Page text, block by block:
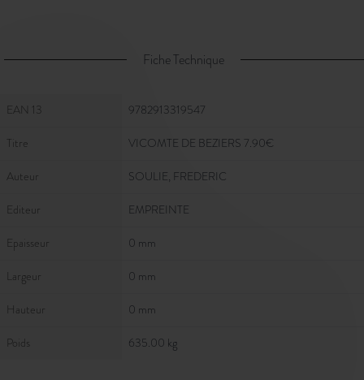
Fiche Technique
Fiche Technique
EAN 13 9782913319547
Titre VICOMTE DE BEZIERS 7.90€
Auteur SOULIE, FREDERIC
Editeur EMPREINTE
Epaisseur 0 mm
Largeur 0 mm
Hauteur 0 mm
Poids 635.00 kg